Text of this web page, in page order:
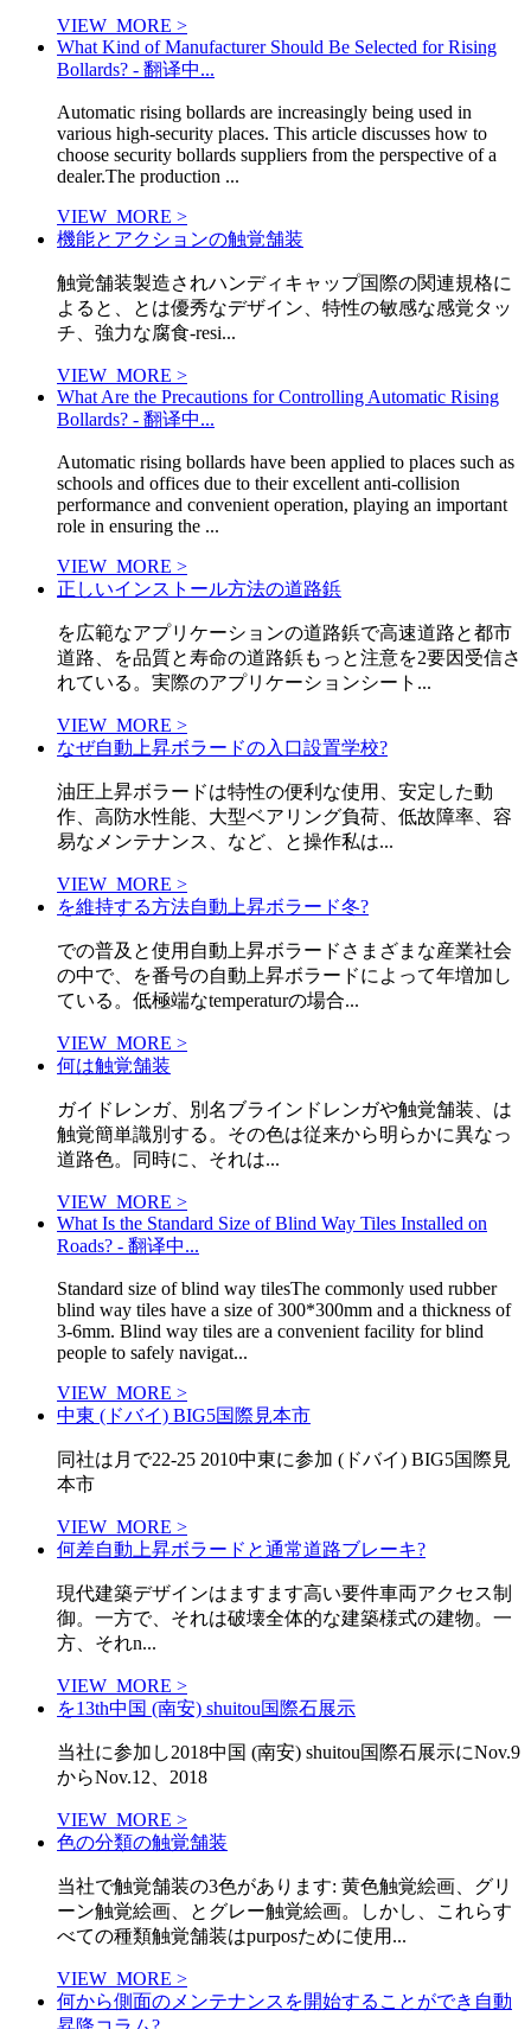
VIEW_MORE >
What Kind of Manufacturer Should Be Selected for Rising
Bollards? - 翻译中...
Automatic rising bollards are increasingly being used in
various high-security places. This article discusses how to
choose security bollards suppliers from the perspective of a
dealer.The production ...
VIEW_MORE >
機能とアクションの触覚舗装
触覚舗装製造されハンディキャップ国際の関連規格に
よると、とは優秀なデザイン、特性の敏感な感覚タッ
チ、強力な腐食-resi...
VIEW_MORE >
What Are the Precautions for Controlling Automatic Rising
Bollards? - 翻译中...
Automatic rising bollards have been applied to places such as
schools and offices due to their excellent anti-collision
performance and convenient operation, playing an important
role in ensuring the ...
VIEW_MORE >
正しいインストール方法の道路鋲
を広範なアプリケーションの道路鋲で高速道路と都市
道路、を品質と寿命の道路鋲もっと注意を2要因受信さ
れている。実際のアプリケーションシート...
VIEW_MORE >
なぜ自動上昇ボラードの入口設置学校?
油圧上昇ボラードは特性の便利な使用、安定した動
作、高防水性能、大型ベアリング負荷、低故障率、容
易なメンテナンス、など、と操作私は...
VIEW_MORE >
を維持する方法自動上昇ボラード冬?
での普及と使用自動上昇ボラードさまざまな産業社会
の中で、を番号の自動上昇ボラードによって年増加し
ている。低極端なtemperaturの場合...
VIEW_MORE >
何は触覚舗装
ガイドレンガ、別名ブラインドレンガや触覚舗装、は
触覚簡単識別する。その色は従来から明らかに異なっ
道路色。同時に、それは...
VIEW_MORE >
What Is the Standard Size of Blind Way Tiles Installed on
Roads? - 翻译中...
Standard size of blind way tilesThe commonly used rubber
blind way tiles have a size of 300*300mm and a thickness of
3-6mm. Blind way tiles are a convenient facility for blind
people to safely navigat...
VIEW_MORE >
中東 (ドバイ) BIG5国際見本市
同社は月で22-25 2010中東に参加 (ドバイ) BIG5国際見
本市
VIEW_MORE >
何差自動上昇ボラードと通常道路ブレーキ?
現代建築デザインはますます高い要件車両アクセス制
御。一方で、それは破壊全体的な建築様式の建物。一
方、それn...
VIEW_MORE >
を13th中国 (南安) shuitou国際石展示
当社に参加し2018中国 (南安) shuitou国際石展示にNov.9
からNov.12、2018
VIEW_MORE >
色の分類の触覚舗装
当社で触覚舗装の3色があります: 黄色触覚絵画、グリ
ーン触覚絵画、とグレー触覚絵画。しかし、これらす
べての種類触覚舗装はpurposために使用...
VIEW_MORE >
何から側面のメンテナンスを開始することができ自動